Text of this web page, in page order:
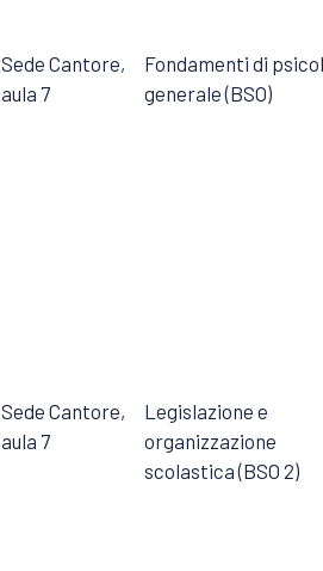
Sede Cantore,
aula 7
Fondamenti di
generale (BSO)
Sede Cantore,
aula 7
Legislazione e
organizzazione
scolastica (BSO 2)